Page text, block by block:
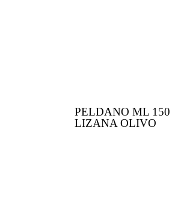
PELDANO ML 150
LIZANA OLIVO